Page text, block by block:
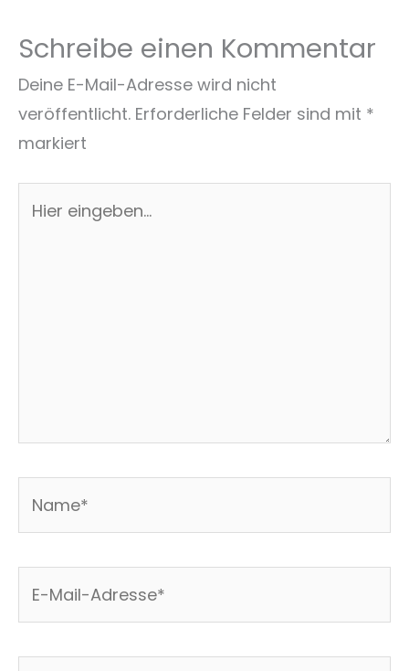
Schreibe einen Kommentar
Deine E-Mail-Adresse wird nicht
veröffentlicht. Erforderliche Felder sind mit *
markiert
eingeben…